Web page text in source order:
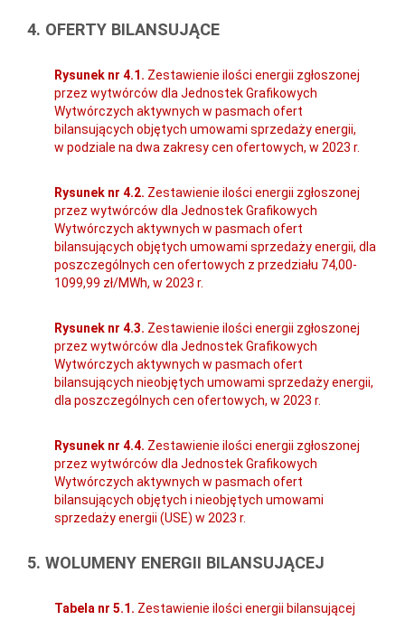
4. OFERTY BILANSUJĄCE
Rysunek nr 4.1. Zestawienie ilości energii zgłoszonej
przez wytwórców dla Jednostek Grafikowych
Wytwórczych aktywnych w pasmach ofert
bilansujących objętych umowami sprzedaży energii,
w podziale na dwa zakresy cen ofertowych, w 2023 r.
Rysunek nr 4.2. Zestawienie ilości energii zgłoszonej
przez wytwórców dla Jednostek Grafikowych
Wytwórczych aktywnych w pasmach ofert
bilansujących objętych umowami sprzedaży energii, dla
poszczególnych cen ofertowych z przedziału 74,00-
1099,99 zł/MWh, w 2023 r.
Rysunek nr 4.3. Zestawienie ilości energii zgłoszonej
przez wytwórców dla Jednostek Grafikowych
Wytwórczych aktywnych w pasmach ofert
bilansujących nieobjętych umowami sprzedaży energii,
dla poszczególnych cen ofertowych, w 2023 r.
Rysunek nr 4.4. Zestawienie ilości energii zgłoszonej
przez wytwórców dla Jednostek Grafikowych
Wytwórczych aktywnych w pasmach ofert
bilansujących objętych i nieobjętych umowami
sprzedaży energii (USE) w 2023 r.
5. WOLUMENY ENERGII BILANSUJĄCEJ
Tabela nr 5.1. Zestawienie ilości energii bilansującej